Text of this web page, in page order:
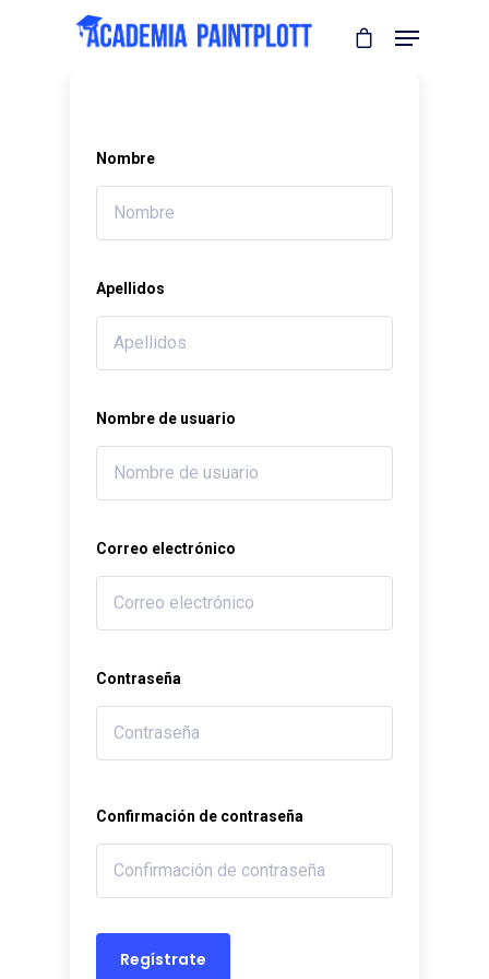
Nombre
Apellidos
Nombre de usuario
Correo electrónico
Contraseña
Confirmación de contraseña
Regístrate